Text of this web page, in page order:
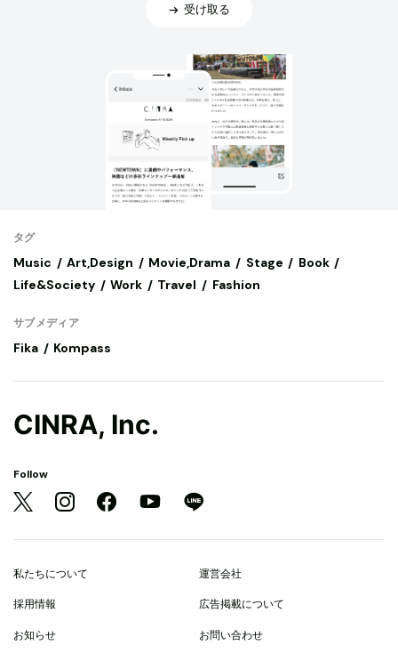
受け取る
タグ
Music Art,Design Movie,Drama Stage
Book
Life&Society
Work Travel Fashion
サブメディア
Fika Kompass
CINRA, Inc.
Follow
私たちについて 運営会社
採用情報 広告掲載について
お知らせ お問い合わせ